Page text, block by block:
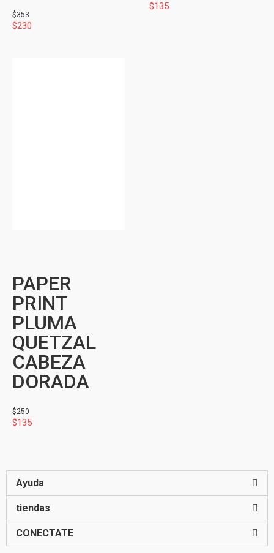
$353
$230
$135
PAPER
PRINT
PLUMA
QUETZAL
CABEZA
DORADA
$250
$135
Ayuda
tiendas
CONECTATE